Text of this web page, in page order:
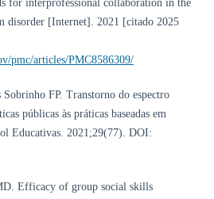
for interprofessional collaboration in the
disorder [Internet]. 2021 [citado 2025
pmc/articles/PMC8586309/
FP. Transtorno do espectro
públicas às práticas baseadas em
Educativas. 2021;29(77). DOI:
Efficacy of group social skills